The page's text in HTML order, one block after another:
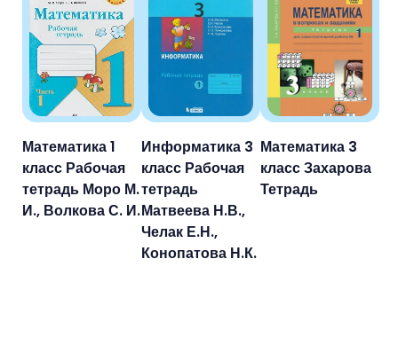
Математика 1
класс Рабочая
тетрадь Моро М.
И., Волкова С. И.
Информатика 3
класс Рабочая
тетрадь
Матвеева Н.В.,
Челак Е.Н.,
Конопатова Н.К.
Математика 3
класс Захарова
Тетрадь